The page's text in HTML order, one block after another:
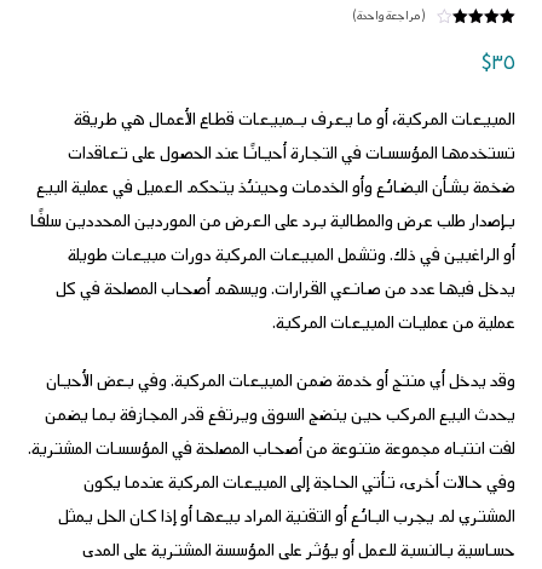
من
٥ بناءً
عميل
واحد
(مراجعة واحدة)
$٣٥
المبيعات المركبة، أو ما يعرف بـمبيعات قطاع الأعمال هي طريقة
تستخدمها المؤسسات في التجارة أحيانًا عند الحصول على تعاقدات
ضخمة بشأن البضائع وأو الخدمات وحينئذ يتحكم العميل في عملية البيع
بإصدار طلب عرض والمطالبة برد على العرض من الموردين المحددين سلفًا
أو الراغبين في ذلك. وتشمل المبيعات المركبة دورات مبيعات طويلة
يدخل فيها عدد من صانعي القرارات. ويسهم أصحاب المصلحة في كل
عملية من عمليات المبيعات المركبة.
وقد يدخل أي منتج أو خدمة ضمن المبيعات المركبة. وفي بعض الأحيان
يحدث البيع المركب حين ينضج السوق ويرتفع قدر المجازفة بما يضمن
لفت انتباه مجموعة متنوعة من أصحاب المصلحة في المؤسسات المشترية.
وفي حالات أخرى، تأتي الحاجة إلى المبيعات المركبة عندما يكون
المشتري لم يجرب البائع أو التقنية المراد بيعها أو إذا كان الحل يمثل
حساسية بالنسبة للعمل أو يؤثر على المؤسسة المشترية على المدى